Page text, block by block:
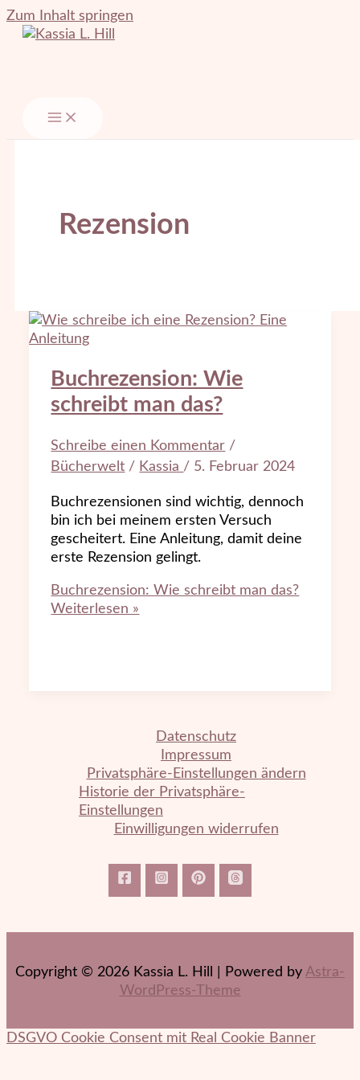
Zum Inhalt springen
Rezension
Buchrezension: Wie
schreibt man das?
Schreibe einen Kommentar /
Bücherwelt / Kassia / 5. Februar 2024
Buchrezensionen sind wichtig, dennoch
bin ich bei meinem ersten Versuch
gescheitert. Eine Anleitung, damit deine
erste Rezension gelingt.
Buchrezension: Wie schreibt man das?
Weiterlesen »
Datenschutz
Impressum
Privatsphäre-Einstellungen ändern
Historie der Privatsphäre-
Einstellungen
Einwilligungen widerrufen
Copyright © 2026 Kassia L. Hill | Powered by Astra-
WordPress-Theme
DSGVO Cookie Consent mit Real Cookie Banner